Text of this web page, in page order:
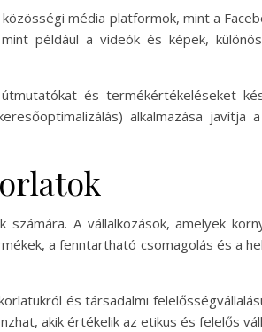
média platformok, mint a
például a videók és képek,
és termékértékeléseket
alkalmazása javítja
A vállalkozások, amelyek
a fenntartható csomagolás és a
és társadalmi
akik értékelik az etikus és felelős